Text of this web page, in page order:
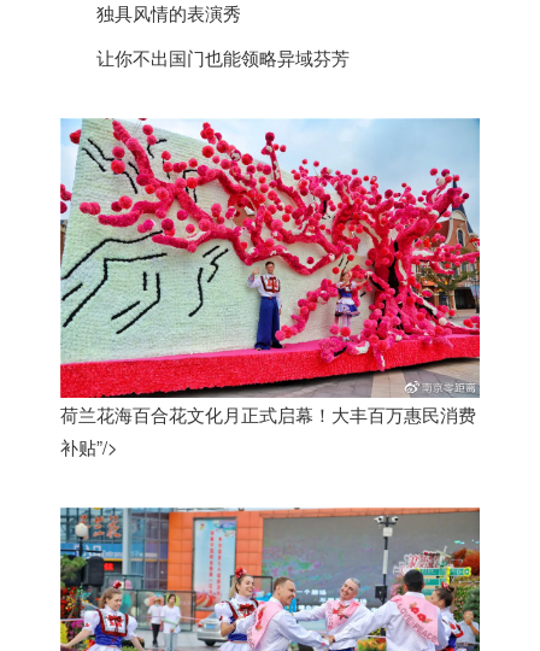
独具风情的表演秀
让你不出国门也能领略异域芬芳
荷兰花海百合花文化月正式启幕！大丰百万惠民消费
补贴”/>